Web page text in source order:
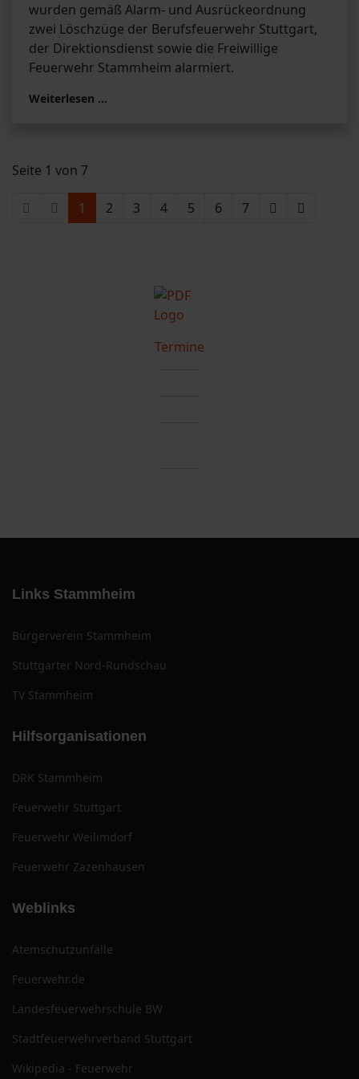
wurden gemäß Alarm- und Ausrückeordnung
zwei Löschzüge der Berufsfeuerwehr Stuttgart,
der Direktionsdienst sowie die Freiwillige
Feuerwehr Stammheim alarmiert.
Weiterlesen …
Seite 1 von 7
1 2 3 4 5 6 7
Termine
Links Stammheim
Bürgerverein Stammheim
Stuttgarter Nord-Rundschau
TV Stammheim
Hilfsorganisationen
DRK Stammheim
Feuerwehr Stuttgart
Feuerwehr Weilimdorf
Feuerwehr Zazenhausen
Weblinks
Atemschutzunfälle
Feuerwehr.de
Landesfeuerwehrschule BW
Stadtfeuerwehrverband Stuttgart
Wikipedia - Feuerwehr